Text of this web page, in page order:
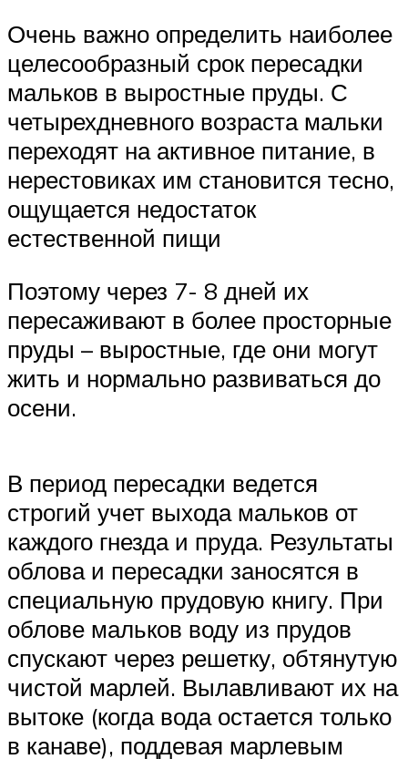
Очень важно определить наиболее
целесообразный срок пересадки
мальков в выростные пруды. С
четырехдневного возраста мальки
переходят на активное питание, в
нерестовиках им становится тесно,
ощущается недостаток
естественной пищи
Поэтому через 7- 8 дней их
пересаживают в более просторные
пруды – выростные, где они могут
жить и нормально развиваться до
осени.
В период пересадки ведется
строгий учет выхода мальков от
каждого гнезда и пруда. Результаты
облова и пересадки заносятся в
специальную прудовую книгу. При
облове мальков воду из прудов
спускают через решетку, обтянутую
чистой марлей. Вылавливают их на
вытоке (когда вода остается только
в канаве), поддевая марлевым